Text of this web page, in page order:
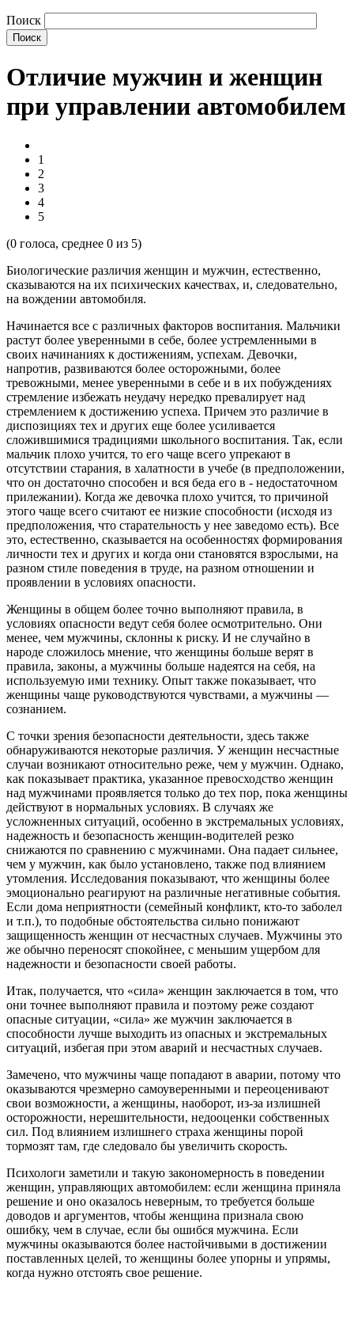
Поиск
Отличие мужчин и женщин
при управлении автомобилем
1
2
3
4
5
(0 голоса, среднее 0 из 5)
Биологические различия женщин и мужчин, естественно,
сказываются на их психических качествах, и, следовательно,
на вождении автомобиля.
Начинается все с различных факторов воспитания. Мальчики
растут более уверенными в себе, более устремленными в
своих начинаниях к достижениям, успехам. Девочки,
напротив, развиваются более осторожными, более
тревожными, менее уверенными в себе и в их побуждениях
стремление избежать неудачу нередко превалирует над
стремлением к достижению успеха. Причем это различие в
диспозициях тех и других еще более усиливается
сложившимися традициями школьного воспитания. Так, если
мальчик плохо учится, то его чаще всего упрекают в
отсутствии старания, в халатности в учебе (в предположении,
что он достаточно способен и вся беда его в - недостаточном
прилежании). Когда же девочка плохо учится, то причиной
этого чаще всего считают ее низкие способности (исходя из
предположения, что старательность у нее заведомо есть). Все
это, естественно, сказывается на особенностях формирования
личности тех и других и когда они становятся взрослыми, на
разном стиле поведения в труде, на разном отношении и
проявлении в условиях опасности.
Женщины в общем более точно выполняют правила, в
условиях опасности ведут себя более осмотрительно. Они
менее, чем мужчины, склонны к риску. И не случайно в
народе сложилось мнение, что женщины больше верят в
правила, законы, а мужчины больше надеятся на себя, на
используемую ими технику. Опыт также показывает, что
женщины чаще руководствуются чувствами, а мужчины —
сознанием.
С точки зрения безопасности деятельности, здесь также
обнаруживаются некоторые различия. У женщин несчастные
случаи возникают относительно реже, чем у мужчин. Однако,
как показывает практика, указанное превосходство женщин
над мужчинами проявляется только до тех пор, пока женщины
действуют в нормальных условиях. В случаях же
усложненных ситуаций, особенно в экстремальных условиях,
надежность и безопасность женщин-водителей резко
снижаются по сравнению с мужчинами. Она падает сильнее,
чем у мужчин, как было установлено, также под влиянием
утомления. Исследования показывают, что женщины более
эмоционально реагируют на различные негативные события.
Если дома неприятности (семейный конфликт, кто-то заболел
и т.п.), то подобные обстоятельства сильно понижают
защищенность женщин от несчастных случаев. Мужчины это
же обычно переносят спокойнее, с меньшим ущербом для
надежности и безопасности своей работы.
Итак, получается, что «сила» женщин заключается в том, что
они точнее выполняют правила и поэтому реже создают
опасные ситуации, «сила» же мужчин заключается в
способности лучше выходить из опасных и экстремальных
ситуаций, избегая при этом аварий и несчастных случаев.
Замечено, что мужчины чаще попадают в аварии, потому что
оказываются чрезмерно самоуверенными и переоценивают
свои возможности, а женщины, наоборот, из-за излишней
осторожности, нерешительности, недооценки собственных
сил. Под влиянием излишнего страха женщины порой
тормозят там, где следовало бы увеличить скорость.
Психологи заметили и такую закономерность в поведении
женщин, управляющих автомобилем: если женщина приняла
решение и оно оказалось неверным, то требуется больше
доводов и аргументов, чтобы женщина признала свою
ошибку, чем в случае, если бы ошибся мужчина. Если
мужчины оказываются более настойчивыми в достижении
поставленных целей, то женщины более упорны и упрямы,
когда нужно отстоять свое решение.